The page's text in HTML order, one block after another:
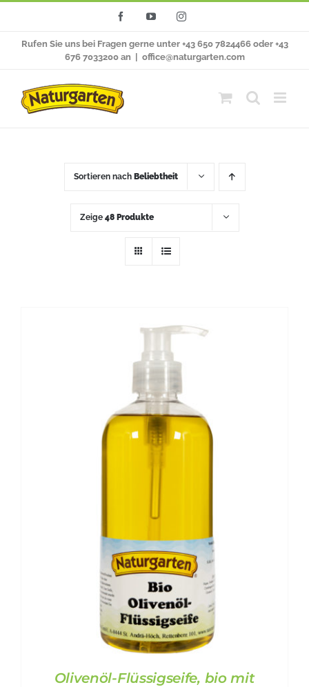
FacebookYouTubeInstagram
Rufen Sie uns bei Fragen gerne unter +43 650 7824466 oder +43
676 7033200 an
office@naturgarten.com
Sortieren nach Beliebtheit
Zeige 48 Produkte
Olivenöl-Flüssigseife, bio mit